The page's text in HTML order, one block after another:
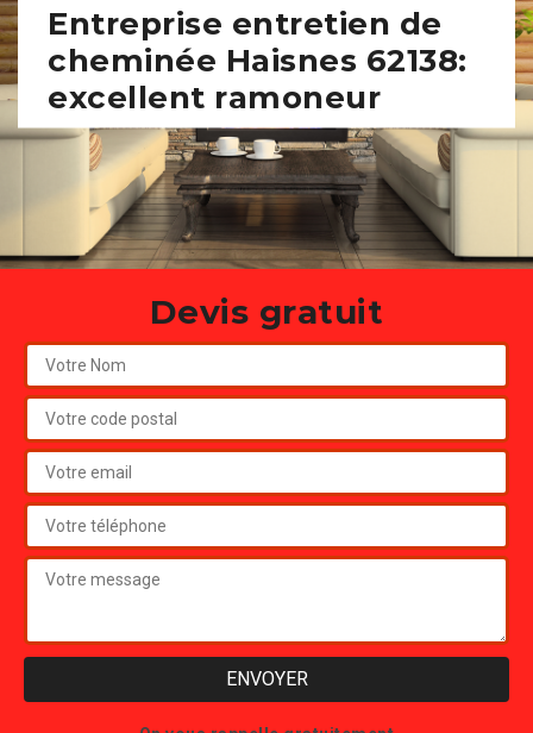
Entreprise entretien de
cheminée Haisnes 62138:
excellent ramoneur
Devis gratuit